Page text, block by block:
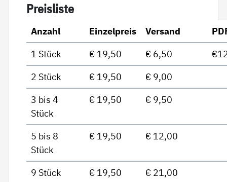
Preis­lis­te
Anzahl Einzelpreis Versand
1 Stück
€ 19,50 € 6,50
2 Stück
€ 19,50
€ 9,00
3 bis 4
Stück
€ 19,50 € 9,50
5 bis 8
Stück
€ 19,50 € 12,00
9 Stück € 19,50
€ 21,00